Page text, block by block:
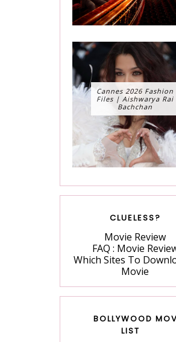
Cannes 2026 Fashion
Files | Aishwarya Rai
Bachchan
CLUELESS?
Movie Review
FAQ : Movie
Which Sites To
Movie
BOLLYWOOD
LIST